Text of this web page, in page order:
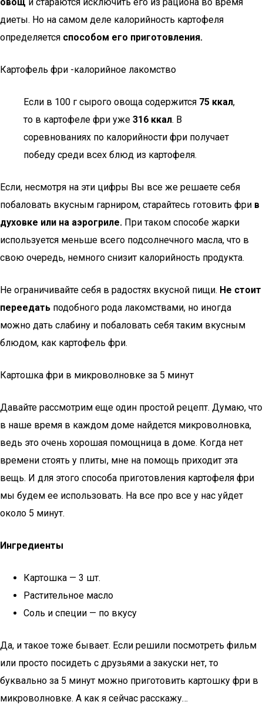
диеты. Но на самом деле калорийность картофеля
определяется способом его приготовления.
Картофель фри -калорийное лакомство
Если в 100 г сырого овоща содержится 75 ккал,
то в картофеле фри уже 316 ккал. В
соревнованиях по калорийности фри получает
победу среди всех блюд из картофеля.
Если, несмотря на эти цифры Вы все же решаете себя
побаловать вкусным гарниром, старайтесь готовить фри в
духовке или на аэрогриле. При таком способе жарки
используется меньше всего подсолнечного масла, что в
свою очередь, немного снизит калорийность продукта.
Не ограничивайте себя в радостях вкусной пищи. Не стоит
переедать подобного рода лакомствами, но иногда
можно дать слабину и побаловать себя таким вкусным
блюдом, как картофель фри.
Картошка фри в микроволновке за 5 минут
Давайте рассмотрим еще один простой рецепт. Думаю, что
в наше время в каждом доме найдется микроволновка,
ведь это очень хорошая помощница в доме. Когда нет
времени стоять у плиты, мне на помощь приходит эта
вещь. И для этого способа приготовления картофеля фри
мы будем ее использовать. На все про все у нас уйдет
около 5 минут.
Ингредиенты
Картошка — 3 шт.
Растительное масло
Соль и специи — по вкусу
Да, и такое тоже бывает. Если решили посмотреть фильм
или просто посидеть с друзьями а закуски нет, то
буквально за 5 минут можно приготовить картошку фри в
микроволновке. А как я сейчас расскажу…